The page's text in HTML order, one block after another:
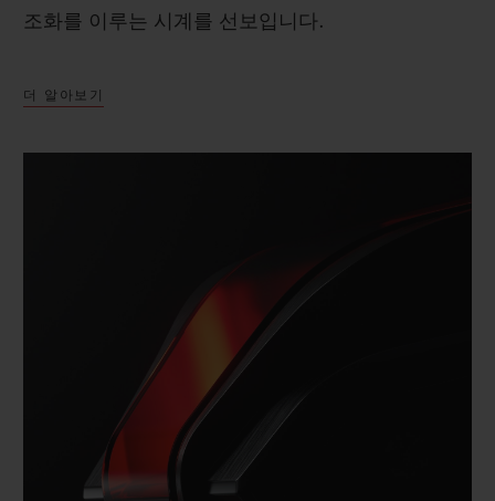
조화를 이루는 시계를 선보입니다.
더 알아보기